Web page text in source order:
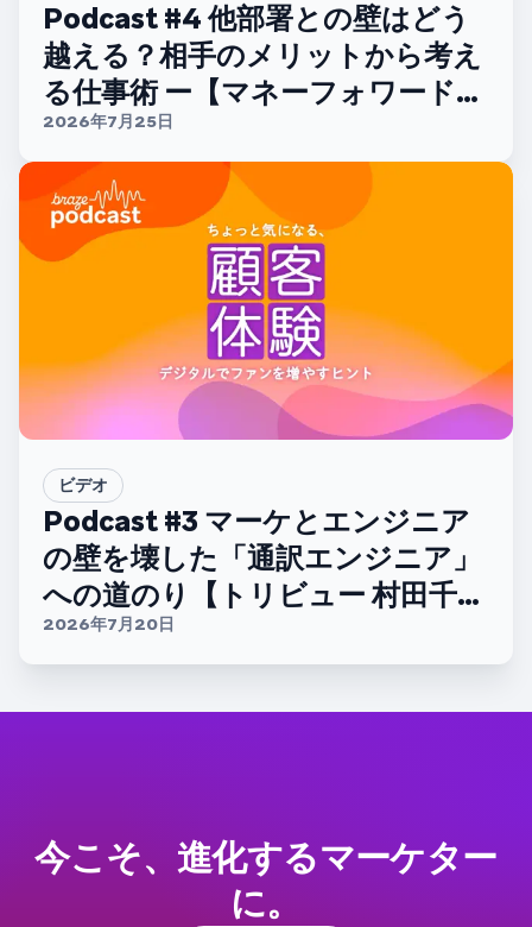
Podcast #4 他部署との壁はどう
越える？相手のメリットから考え
る仕事術 ー【マネーフォワードホ
ーム 山中哲太さん】
2026年7月25日
ビデオ
Podcast #3 マーケとエンジニア
の壁を壊した「通訳エンジニア」
への道のり【トリビュー 村田千紘
さん】
2026年7月20日
今こそ、進化するマーケター
に。